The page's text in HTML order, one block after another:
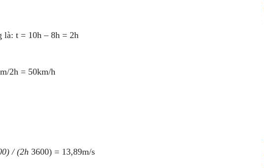
là: t = 10h – 8h = 2h
2h = 50km/h
/ (2h 3600) = 13,89m/s